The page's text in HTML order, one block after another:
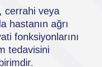
cerrahi veya
hastanın ağrı
fonksiyonlarını
tedavisini